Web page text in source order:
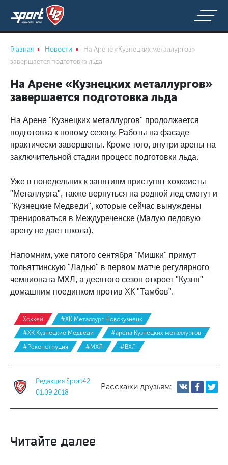
Главная Новости
На Арене «Кузнецких металлургов»
завершается подготовка льда
На Арене «Кузнецких металлургов»
завершается подготовка льда
На Арене "Кузнецких металлургов" продолжается
подготовка к новому сезону. Работы на фасаде
практически завершены. Кроме того, внутри арены на
заключительной стадии процесс подготовки льда.
Уже в понедельник к занятиям приступят хоккеисты
"Металлурга", также вернуться на родной лед смогут и
"Кузнецкие Медведи", которые сейчас вынуждены
тренироваться в Междуреченске (Малую ледовую
арену не дает школа).
Напомним, уже пятого сентября "Мишки" примут
тольяттинскую "Ладью" в первом матче регулярного
чемпионата МХЛ, а десятого сезон откроет "Кузня"
домашним поединком против ХК "Тамбов".
Хоккей
#ХК Металлург Новокузнецк
#ХК Кузнецкие Медведи
#арена Кузнецких металлургов
#Реконструция
#МХЛ #ВХЛ
Редакция Sport42
01.09.2018
Расскажи друзьям:
Читайте далее